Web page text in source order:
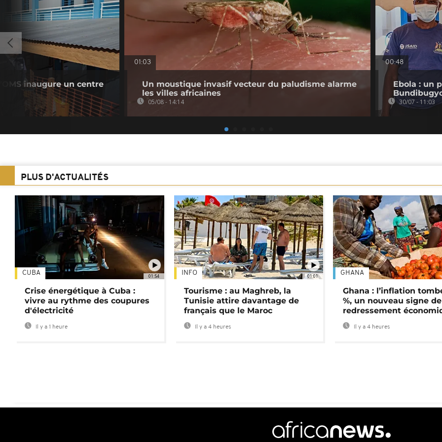
inaugure un centre
01:03
Un moustique invasif vecteur du paludisme alarme
les villes africaines
05/08 - 14:14
00:48
Ebola : un
30/07 - 11:03
PLUS D'ACTUALITÉS
01:54
CUBA
Crise énergétique à Cuba :
vivre au rythme des coupures
d'électricité
Il y a 1 heure
01:01
INFO
Tourisme : au Maghreb, la
Tunisie attire davantage de
français que le Maroc
Il y a 4 heures
GHANA
Ghana : l’inflation
%, un nouveau signe de
redressement
Il y a 4 heures